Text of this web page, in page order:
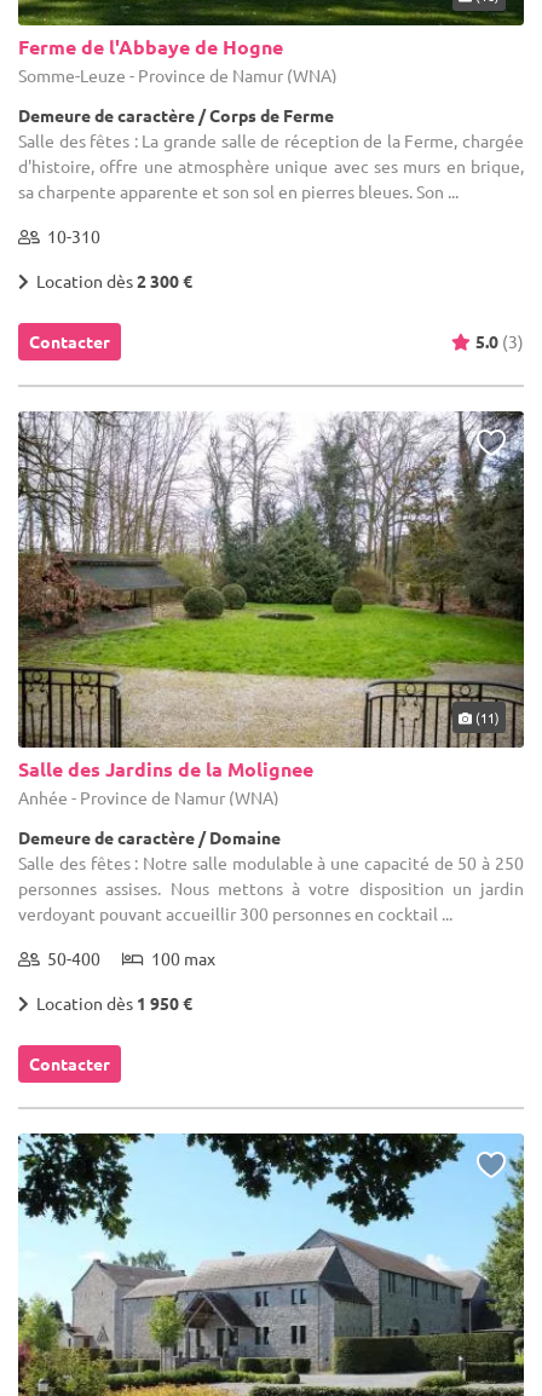
Ferme de l'Abbaye de Hogne
Somme-Leuze - Province de Namur (WNA)
Demeure de caractère / Corps de Ferme
Salle des fêtes : La grande salle de réception de la Ferme, chargée
d'histoire, offre une atmosphère unique avec ses murs en brique,
sa charpente apparente et son sol en pierres bleues. Son ...
10-310
Location dès2 300 €
Contacter 5.0 (3)
(11)
Salle des Jardins de la Molignee
Anhée - Province de Namur (WNA)
Demeure de caractère / Domaine
Salle des fêtes : Notre salle modulable à une capacité de 50 à 250
personnes assises. Nous mettons à votre disposition un jardin
verdoyant pouvant accueillir 300 personnes en cocktail ...
50-400 100 max
Location dès 1 950 €
Contacter